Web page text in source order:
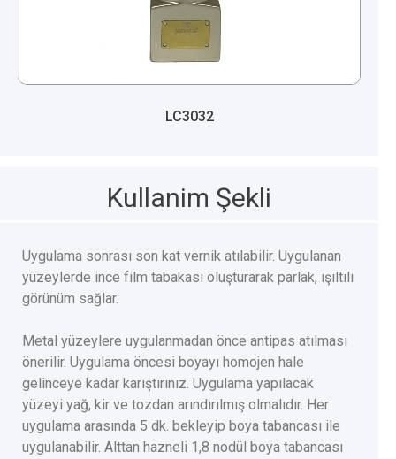
LC3032
Kullanim Şekli
Uygulama sonrası son kat vernik atılabilir. Uygulanan
yüzeylerde ince film tabakası oluşturarak parlak, ışıltılı
görünüm sağlar.
Metal yüzeylere uygulanmadan önce antipas atılması
önerilir. Uygulama öncesi boyayı homojen hale
gelinceye kadar karıştırınız. Uygulama yapılacak
yüzeyi yağ, kir ve tozdan arındırılmış olmalıdır. Her
uygulama arasında 5 dk. bekleyip boya tabancası ile
uygulanabilir. Alttan hazneli 1,8 nodül boya tabancası